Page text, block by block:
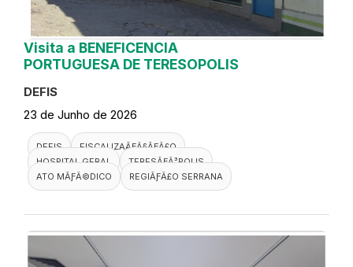
Visita a BENEFICENCIA
PORTUGUESA DE TERESOPOLIS
DEFIS
23 de Junho de 2026
DEFIS
FISCALIZAÃƑÂ§ÃƑÂ£O
HOSPITAL GERAL
TERESÃƑÂ³POLIS
ATO MÃƑÂ©DICO
REGIÃƑÂ£O SERRANA